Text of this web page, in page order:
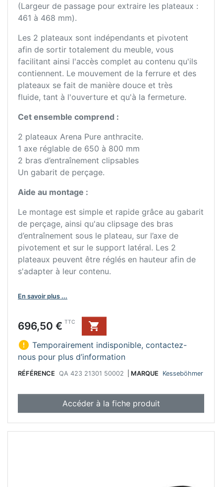
(Largeur de passage pour extraire les plateaux :
461 à 468 mm).
Les 2 plateaux sont indépendants et pivotent
afin de sortir totalement du meuble, vous
facilitant ainsi l'accès complet au contenu qu'ils
contiennent. Le mouvement de la ferrure et des
plateaux se fait de manière douce et très
fluide, tant à l'ouverture et qu'à la fermeture.
Cet ensemble comprend :
2 plateaux Arena Pure anthracite.
1 axe réglable de 650 à 800 mm
2 bras d’entraînement clipsables
Un gabarit de perçage.
Aide au montage :
Le montage est simple et rapide grâce au gabarit
de perçage, ainsi qu'au clipsage des bras
d’entraînement sous le plateau, sur l’axe de
pivotement et sur le support latéral. Les 2
plateaux peuvent être réglés en hauteur afin de
s'adapter à leur contenu.
En savoir plus ...
Prix
696,50 € TTC

 Temporairement indisponible, contactez-
nous pour plus d’information
RÉFÉRENCE QA 423 21301 50002 MARQUE Kesseböhmer
Accéder à la fiche produit